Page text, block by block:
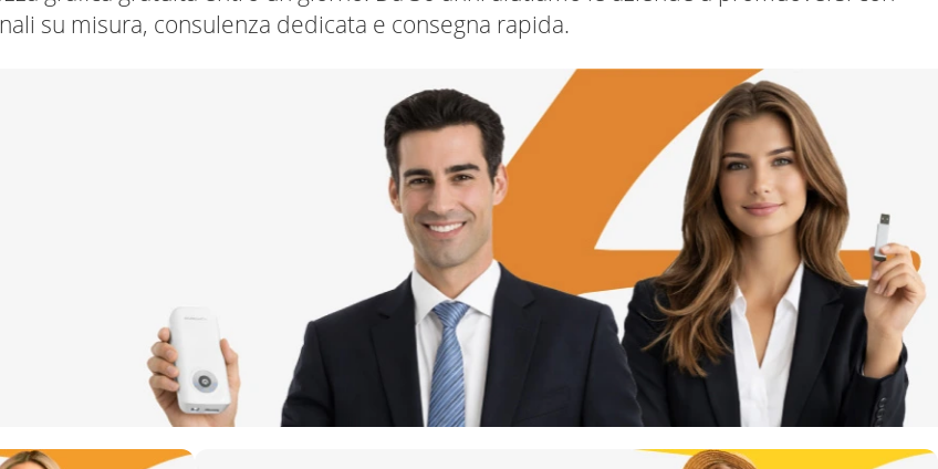
su misura, consulenza dedicata e consegna rapida.